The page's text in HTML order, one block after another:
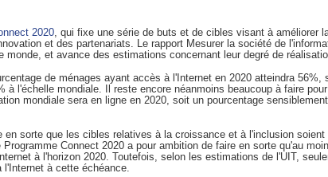
2020, qui fixe une série de buts et de cibles visant à améliorer
et des partenariats. Le rapport Mesurer la société de
et avance des estimations concernant leur degré de
de ménages ayant accès à l'Internet en 2020 atteindra 56%,
l'échelle mondiale. Il reste encore néanmoins beaucoup à faire
mondiale sera en ligne en 2020, soit un pourcentage
sorte que les cibles relatives à la croissance et à l'inclusion
Connect 2020 a pour ambition de faire en sorte qu'au
à l'horizon 2020. Toutefois, selon les estimations de l'UIT,
à cette échéance.